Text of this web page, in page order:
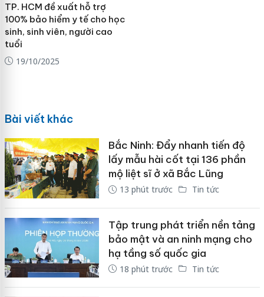
TP. HCM đề xuất hỗ trợ
100% bảo hiểm y tế cho học
sinh, sinh viên, người cao
tuổi
19/10/2025
Bài viết khác
Bắc Ninh: Đẩy nhanh tiến độ
lấy mẫu hài cốt tại 136 phần
mộ liệt sĩ ở xã Bắc Lũng
13 phút trước Tin tức
Tập trung phát triển nền tảng
bảo mật và an ninh mạng cho
hạ tầng số quốc gia
18 phút trước Tin tức